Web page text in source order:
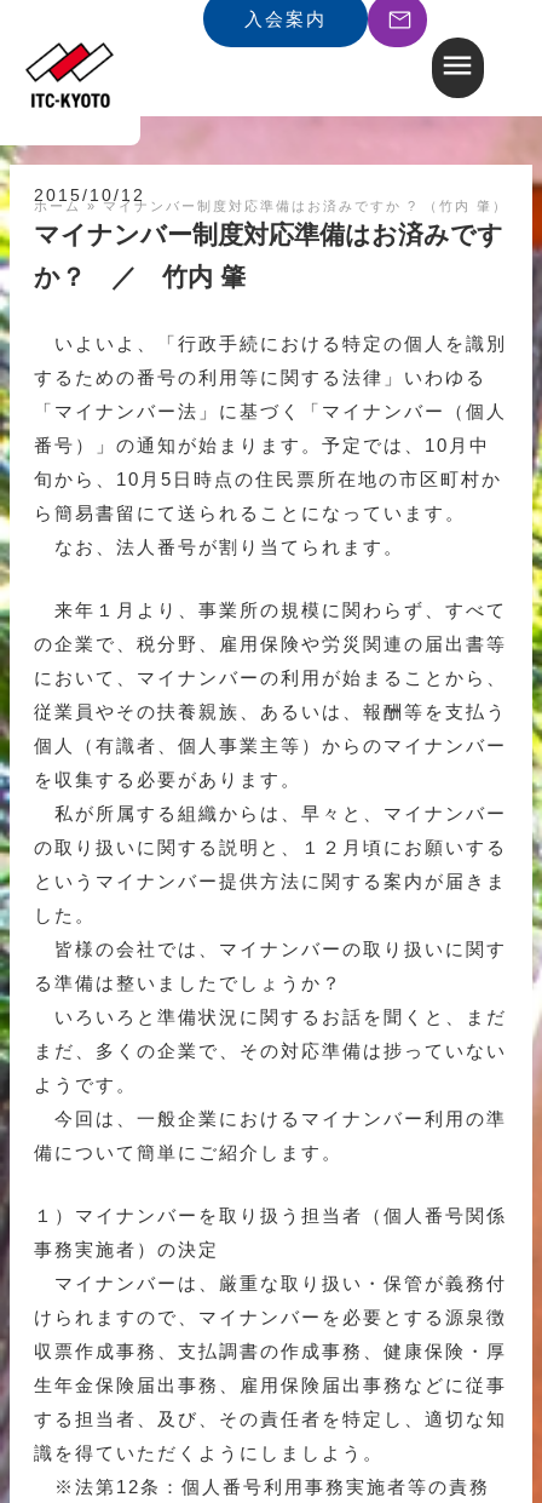
入会案内
ホーム » マイナンバー制度対応準備はお済みですか ? （竹内 肇）
2015/10/12
マイナンバー制度対応準備はお済みです
か？ ／ 竹内 肇
いよいよ、「行政手続における特定の個人を識別
するための番号の利用等に関する法律」いわゆる
「マイナンバー法」に基づく「マイナンバー（個人
番号）」の通知が始まります。予定では、10月中
旬から、10月5日時点の住民票所在地の市区町村か
ら簡易書留にて送られることになっています。
なお、法人番号が割り当てられます。
来年１月より、事業所の規模に関わらず、すべて
の企業で、税分野、雇用保険や労災関連の届出書等
において、マイナンバーの利用が始まることから、
従業員やその扶養親族、あるいは、報酬等を支払う
個人（有識者、個人事業主等）からのマイナンバー
を収集する必要があります。
私が所属する組織からは、早々と、マイナンバー
の取り扱いに関する説明と、１２月頃にお願いする
というマイナンバー提供方法に関する案内が届きま
した。
皆様の会社では、マイナンバーの取り扱いに関す
る準備は整いましたでしょうか？
いろいろと準備状況に関するお話を聞くと、まだ
まだ、多くの企業で、その対応準備は捗っていない
ようです。
今回は、一般企業におけるマイナンバー利用の準
備について簡単にご紹介します。
１）マイナンバーを取り扱う担当者（個人番号関係
事務実施者）の決定
マイナンバーは、厳重な取り扱い・保管が義務付
けられますので、マイナンバーを必要とする源泉徴
収票作成事務、支払調書の作成事務、健康保険・厚
生年金保険届出事務、雇用保険届出事務などに従事
する担当者、及び、その責任者を特定し、適切な知
識を得ていただくようにしましよう。
※法第12条：個人番号利用事務実施者等の責務